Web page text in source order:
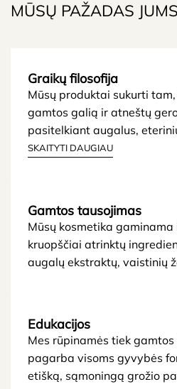
MŪSŲ PAŽADAS JUMS
Graikų filosofija
Mūsų produktai sukurti
gamtos galią ir atneštų
pasitelkiant augalus,
SKAITYTI DAUGIAU
Gamtos tausojimas
Mūsų kosmetika
kruopščiai atrinktų
augalų ekstraktų, vaistinių
Edukacijos
Mes rūpinamės tiek
pagarba visoms gyvybės
etišką, sąmoningą grožio